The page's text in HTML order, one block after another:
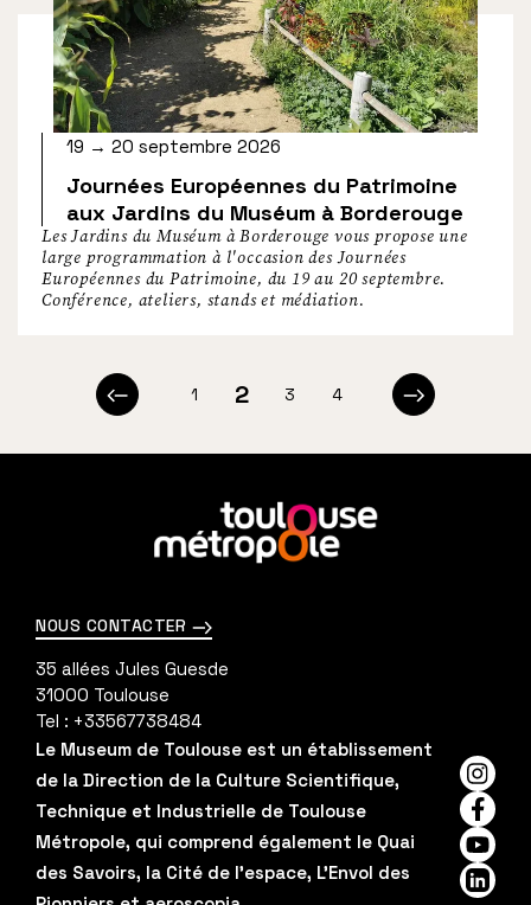
Journées Européennes du Patrimoine
aux Jardins du Muséum à Borderouge
19 → 20 septembre 2026
Les Jardins du Muséum à Borderouge vous propose une
large programmation à l'occasion des Journées
Européennes du Patrimoine, du 19 au 20 septembre.
Conférence, ateliers, stands et médiation.
p
i
n
o
n
Page
Page
1 Page
2 Page
3 Page
4
Page
En
savoir
plus
NOUS CONTACTER
35 allées Jules Guesde
31000 Toulouse
Tel : +33567738484
Le Museum de Toulouse est un établissement
de la Direction de la Culture Scientifique,
Technique et Industrielle de Toulouse
Métropole, qui comprend également le Quai
des Savoirs, la Cité de l'espace, L'Envol des